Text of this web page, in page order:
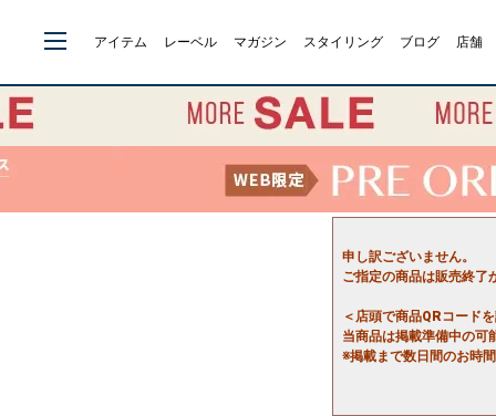
アイテム レーベル マガジン スタイリング ブログ 店舗
申し訳ございません。
ご指定の商品は販売終了
＜店頭で商品QRコード
当商品は掲載準備中の可
※掲載まで数日間のお時